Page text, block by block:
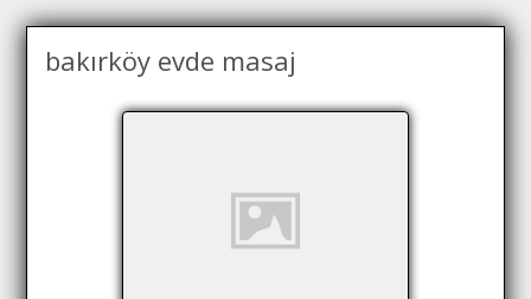
bakırköy evde masaj